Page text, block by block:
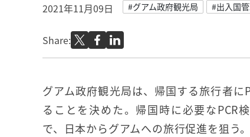
2021年11月09日 #グアム政府観光局 #出入国
Share:
グアム政府観光局は、帰国する旅行者に
ることを決めた。帰国時に必要なPCR
で、日本からグアムへの旅行促進を狙う。